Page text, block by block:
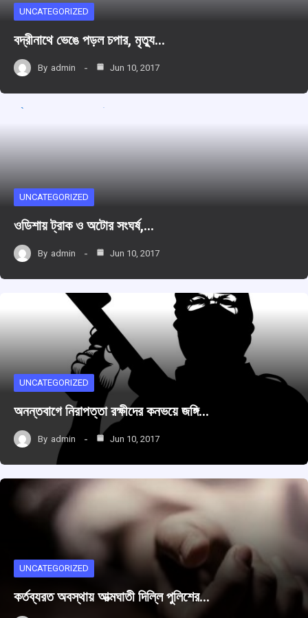
UNCATEGORIZED
বদ্রীনাথে ভেঙে পড়ল চপার, মৃত্যু…
By admin Jun 10, 2017
UNCATEGORIZED
ওডিশায় ট্রাক ও অটোর সংঘর্ষ,…
By admin Jun 10, 2017
UNCATEGORIZED
অনন্তবাগে নিরাপত্তা রক্ষীদের কনভয়ে জঙ্গি…
By admin Jun 10, 2017
UNCATEGORIZED
কর্তব্যরত অবস্থায় আত্মঘাতী দিল্লি পুলিশের…